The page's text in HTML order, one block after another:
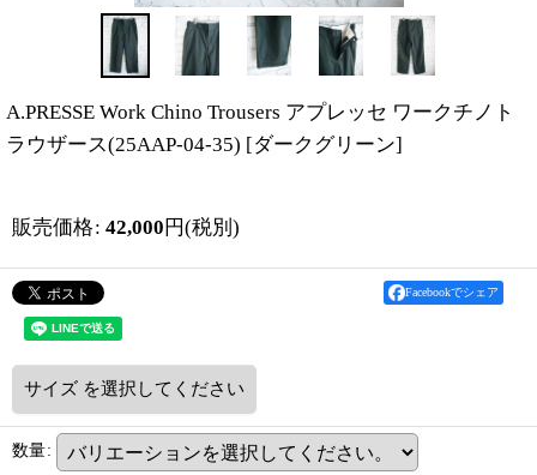
A.PRESSE Work Chino Trousers アプレッセ ワークチノト
ラウザース(25AAP-04-35) [ダークグリーン]
販売価格: 42,000 円(税別)
Facebookでシェア
サイズ を選択してください
数量: